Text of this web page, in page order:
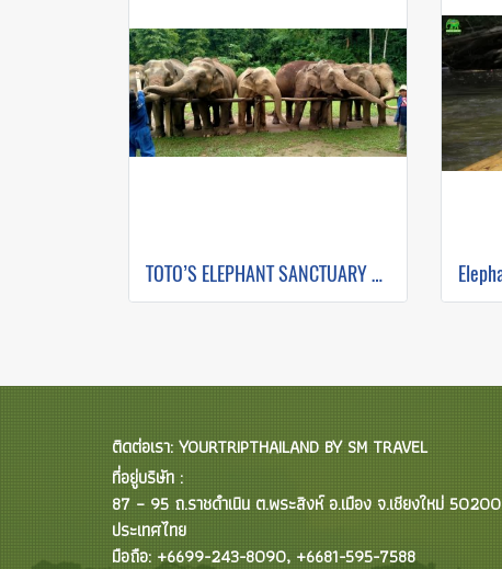
TOTO’S ELEPHANT SANCTUARY AND STICKY WATERFALL
ติดต่อเรา: YOURTRIPTHAILAND BY SM TRAVEL
ที่อยู่บริษัท :
87 – 95 ถ.ราชดำเนิน ต.พระสิงห์ อ.เมือง จ.เชียงใหม่ 50200
ประเทศไทย
มือถือ: +6699-243-8090, +6681-595-7588